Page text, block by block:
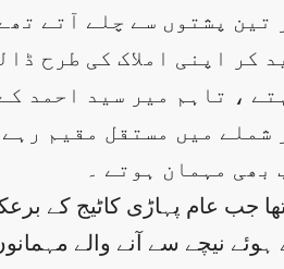
تین پشتوں سے چلے آتے
کر اپنی املاک کی طرح
، تاہم میر سید احمد
شملے میں مستقل مقیم
بھی مہمان ہوتے ۔
جب عام پہاڑی کاٹیج کے
نیچے سے آنے والے